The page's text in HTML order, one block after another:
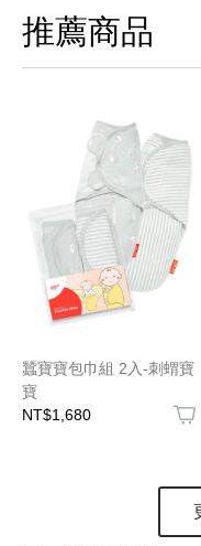
推薦商品
蠶寶寶包巾組 2入-刺蝟寶
寶
NT$1,680